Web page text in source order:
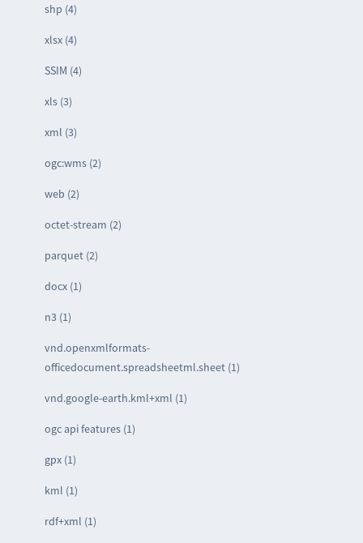
shp (4)
xlsx (4)
SSIM (4)
xls (3)
xml (3)
ogc:wms (2)
web (2)
octet-stream (2)
parquet (2)
docx (1)
n3 (1)
vnd.openxmlformats-
officedocument.spreadsheetml.sheet (1)
vnd.google-earth.kml+xml (1)
ogc api features (1)
gpx (1)
kml (1)
rdf+xml (1)